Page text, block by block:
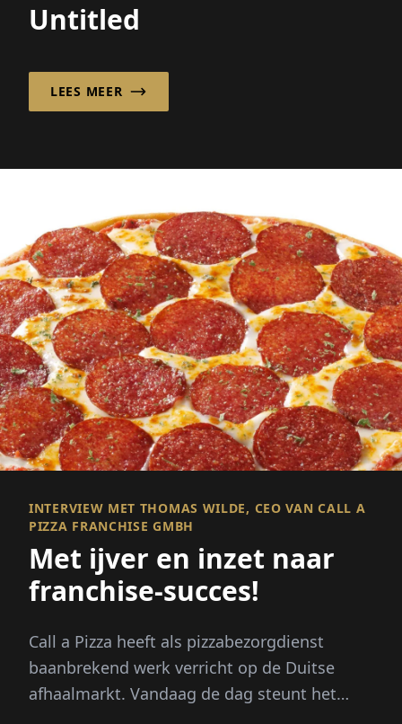
Untitled
LEES MEER
INTERVIEW MET THOMAS WILDE, CEO VAN CALL A
PIZZA FRANCHISE GMBH
Met ijver en inzet naar
franchise-succes!
Call a Pizza heeft als pizzabezorgdienst
baanbrekend werk verricht op de Duitse
afhaalmarkt. Vandaag de dag steunt het